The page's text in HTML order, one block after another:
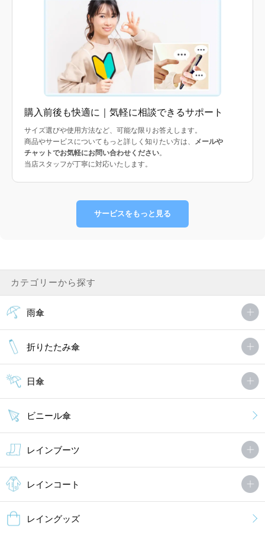
購入前後も快適に｜気軽に相談できるサポート
サイズ選びや使用方法など、可能な限りお答えします。
商品やサービスについてもっと詳しく知りたい方は、 メールや
チャットでお気軽にお問い合わせください。
当店スタッフが丁寧に対応いたします。
サービスをもっと見る
カテゴリーから探す
雨傘
折りたたみ傘
日傘
ビニール傘
レインブーツ
レインコート
レイングッズ